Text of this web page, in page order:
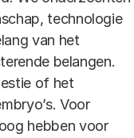
technologie
van het
belangen.
of het
Voor
hebben voor